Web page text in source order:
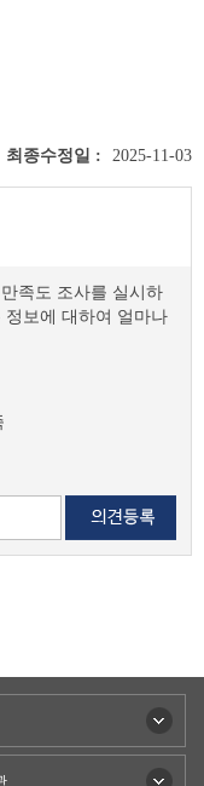
최종수정일 : 2025-11-03
족도 조사를 실시하
보에 대하여 얼마나